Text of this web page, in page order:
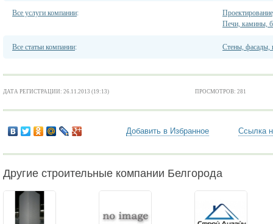
Все услуги компании:
Печи, камины,
Все статьи компании: Стены, фасады,
ДАТА РЕГИСТРАЦИИ: 26.11.2013 (19:13) ПРОСМОТРОВ: 281
Добавить в Избранное Ссылка
Другие строительные компании Белгорода